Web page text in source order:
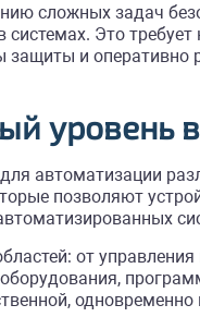
сложных задач
Это
и оперативно
уровень
автоматизации
позволяют
от